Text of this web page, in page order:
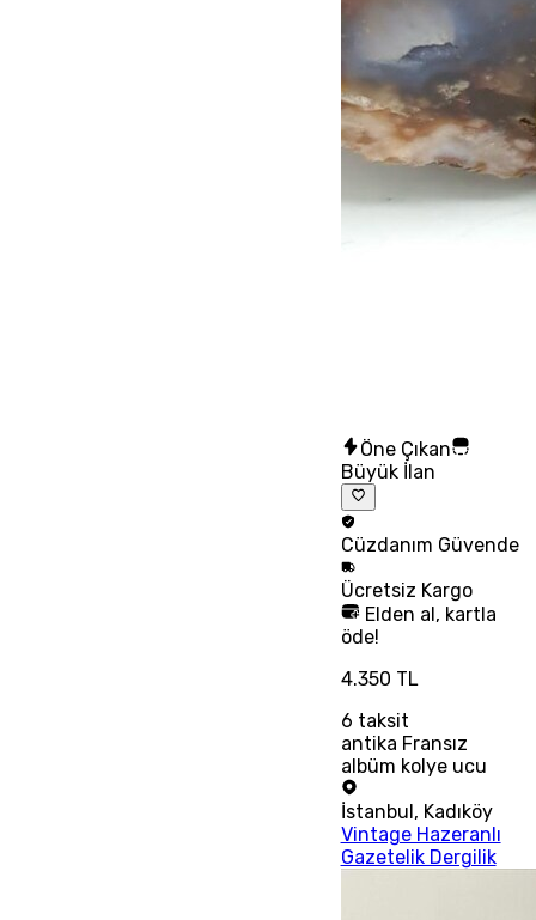
Öne Çıkan
Büyük İlan
Cüzdanım Güvende
Ücretsiz Kargo
Elden al, kartla
öde!
4.350 TL
6 taksit
antika Fransız
albüm kolye ucu
İstanbul, Kadıköy
Vintage Hazeranlı
Gazetelik Dergilik